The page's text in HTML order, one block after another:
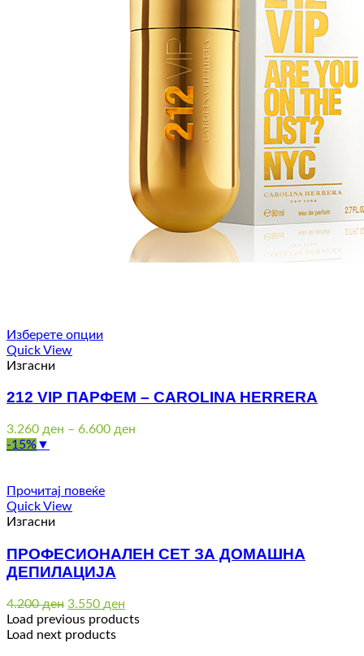
Изберете опции
Quick View
Изгасни
212 VIP ПАРФЕМ – CAROLINA HERRERA
3.260 ден – 6.600 ден
-15% ▼
Прочитај повеќе
Quick View
Изгасни
ПРОФЕСИОНАЛЕН СЕТ ЗА ДОМАШНА
ДЕПИЛАЦИЈА
4.200ден Original
price
was:
3.550 ден
price
Load previous products
Load next products